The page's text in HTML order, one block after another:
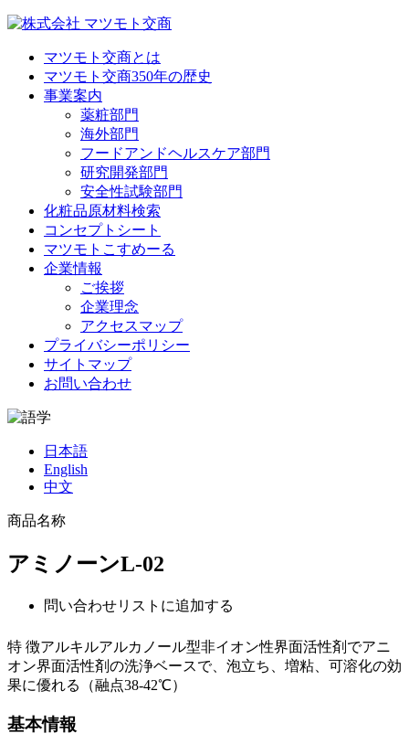
マツモト交商とは
マツモト交商350年の歴史
事業案内
薬粧部門
海外部門
フードアンドヘルスケア部門
研究開発部門
安全性試験部門
化粧品原材料検索
コンセプトシート
マツモトこすめーる
企業情報
ご挨拶
企業理念
アクセスマップ
プライバシーポリシー
サイトマップ
お問い合わせ
日本語
English
中文
商品名称
アミノーンL-02
問い合わせリストに追加する
特 徴アルキルアルカノール型非イオン性界面活性剤でアニ
オン界面活性剤の洗浄ベースで、泡立ち、増粘、可溶化の効
果に優れる（融点38-42℃）
基本情報